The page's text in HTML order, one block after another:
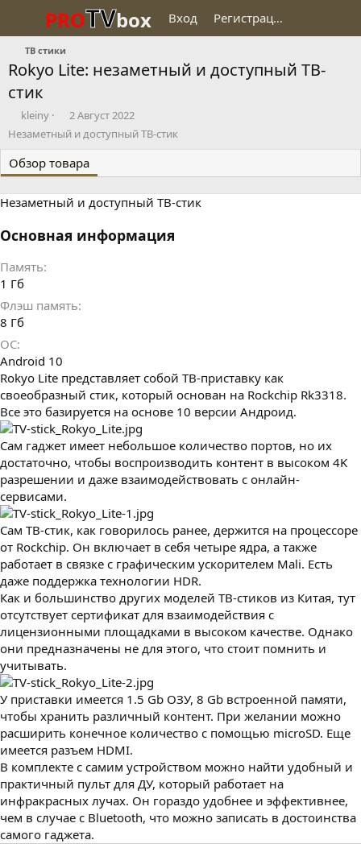
PROTVbox Вход Регистрация
ТВ стики
Rokyo Lite: незаметный и доступный ТВ-
стик
Д
о
а
в
л
kleiny
Д
а
а
с
з
а
н
2 Август 2022
Незаметный и доступный ТВ-стик
Обзор товара
Незаметный и доступный ТВ-стик
Основная информация
Память
1 Гб
Флэш память
8 Гб
ОС
Android 10
Rokyo Lite представляет собой ТВ-приставку как
своеобразный стик, который основан на Rockchip Rk3318.
Все это базируется на основе 10 версии Андроид.
Сам гаджет имеет небольшое количество портов, но их
достаточно, чтобы воспроизводить контент в высоком 4K
разрешении и даже взаимодействовать с онлайн-
сервисами.
Сам ТВ-стик, как говорилось ранее, держится на процессоре
от Rockchip. Он включает в себя четыре ядра, а также
работает в связке с графическим ускорителем Mali. Есть
даже поддержка технологии HDR.
Как и большинство других моделей ТВ-стиков из Китая, тут
отсутствует сертификат для взаимодействия с
лицензионными площадками в высоком качестве. Однако
они предназначены не для этого, что стоит помнить и
учитывать.
У приставки имеется 1.5 Gb ОЗУ, 8 Gb встроенной памяти,
чтобы хранить различный контент. При желании можно
расширить конечное количество с помощью microSD. Еще
имеется разъем HDMI.
В комплекте с самим устройством можно найти удобный и
практичный пульт для ДУ, который работает на
инфракрасных лучах. Он гораздо удобнее и эффективнее,
чем в случае с Bluetooth, что можно записать в достоинства
самого гаджета.